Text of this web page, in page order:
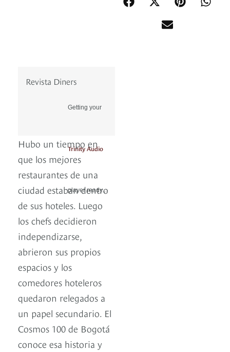
Revista Diners
Getting your
Trinity Audio
player ready...
Hubo un tiempo en
que los mejores
restaurantes de una
ciudad estaban dentro
de sus hoteles. Luego
los chefs decidieron
independizarse,
abrieron sus propios
espacios y los
comedores hoteleros
quedaron relegados a
un papel secundario. El
Cosmos 100 de Bogotá
conoce esa historia y